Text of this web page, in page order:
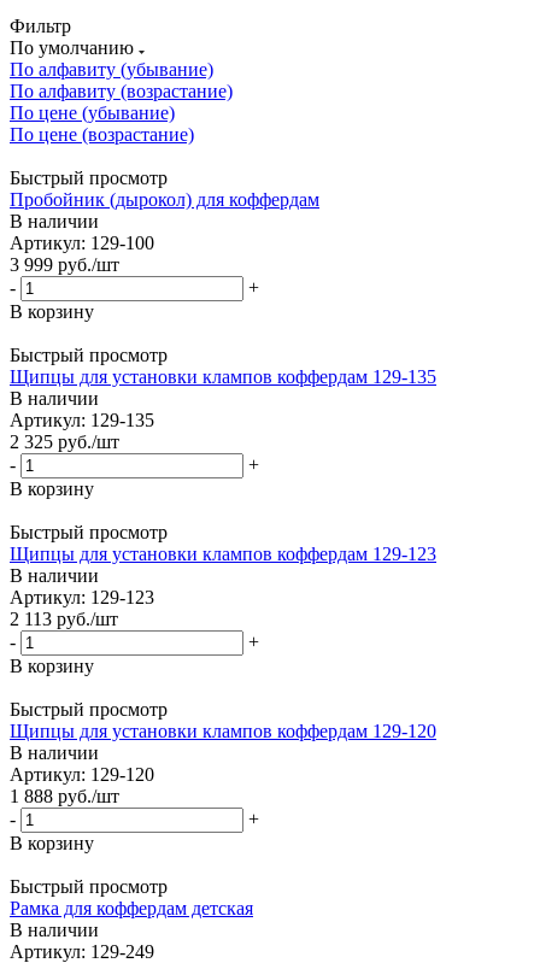
Фильтр
По умолчанию
По алфавиту (убывание)
По алфавиту (возрастание)
По цене (убывание)
По цене (возрастание)
Быстрый просмотр
Пробойник (дырокол) для коффердам
В наличии
Артикул: 129-100
3 999 руб./шт
-
+
В корзину
Быстрый просмотр
Щипцы для установки клампов коффердам 129-135
В наличии
Артикул: 129-135
2 325 руб./шт
-
+
В корзину
Быстрый просмотр
Щипцы для установки клампов коффердам 129-123
В наличии
Артикул: 129-123
2 113 руб./шт
-
+
В корзину
Быстрый просмотр
Щипцы для установки клампов коффердам 129-120
В наличии
Артикул: 129-120
1 888 руб./шт
-
+
В корзину
Быстрый просмотр
Рамка для коффердам детская
В наличии
Артикул: 129-249